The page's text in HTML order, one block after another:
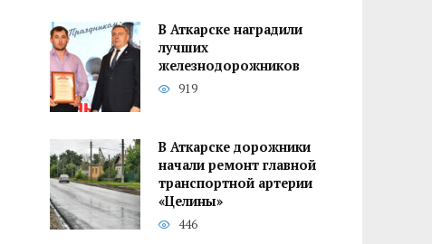
В Аткарске наградили
лучших
железнодорожников
919
В Аткарске дорожники
начали ремонт главной
транспортной артерии
«Целины»
446